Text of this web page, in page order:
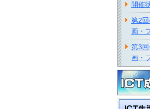
開催
第2
画・
第3
画・